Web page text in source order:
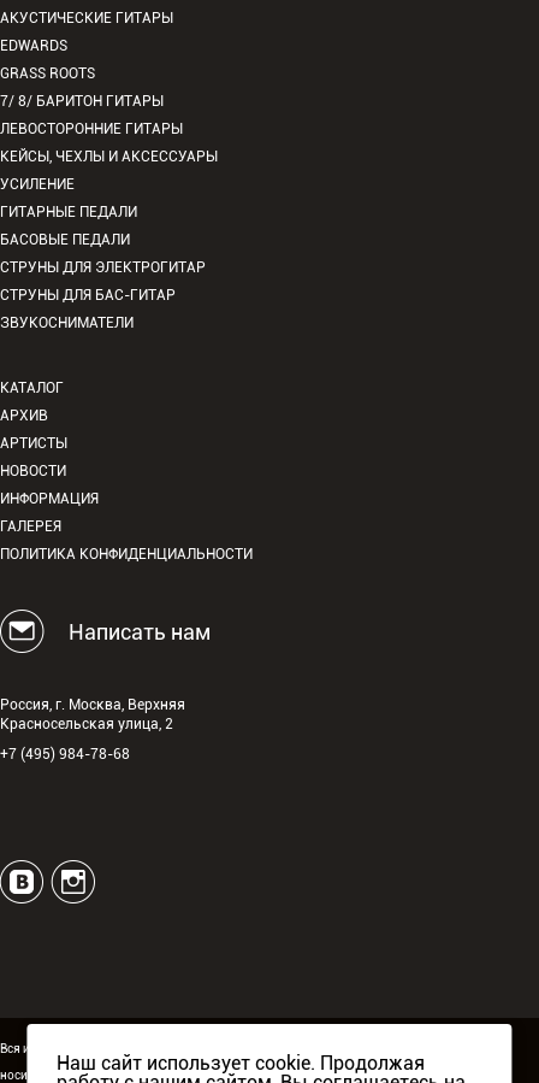
АКУСТИЧЕСКИЕ ГИТАРЫ
EDWARDS
GRASS ROOTS
7/ 8/ БАРИТОН ГИТАРЫ
ЛЕВОСТОРОННИЕ ГИТАРЫ
КЕЙСЫ, ЧЕХЛЫ И АКСЕССУАРЫ
УСИЛЕНИЕ
ГИТАРНЫЕ ПЕДАЛИ
БАСОВЫЕ ПЕДАЛИ
СТРУНЫ ДЛЯ ЭЛЕКТРОГИТАР
СТРУНЫ ДЛЯ БАС-ГИТАР
ЗВУКОСНИМАТЕЛИ
КАТАЛОГ
АРХИВ
АРТИСТЫ
НОВОСТИ
ИНФОРМАЦИЯ
ГАЛЕРЕЯ
ПОЛИТИКА КОНФИДЕНЦИАЛЬНОСТИ
Написать нам
Россия, г. Москва, Верхняя
Красносельская улица, 2
+7 (495) 984-78-68
Вся информация, размещённая на сайте espguitars.ru,
носит исключительно информационный характер и ни
Наш сайт использует cookie. Продолжая